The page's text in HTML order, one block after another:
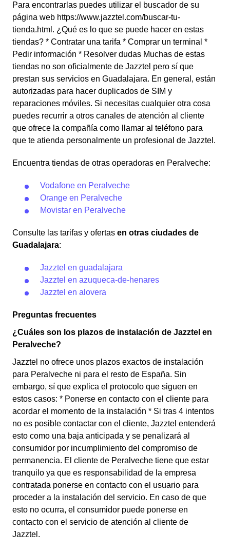
Para encontrarlas puedes utilizar el buscador de su
página web https://www.jazztel.com/buscar-tu-
tienda.html. ¿Qué es lo que se puede hacer en estas
tiendas? * Contratar una tarifa * Comprar un terminal *
Pedir información * Resolver dudas Muchas de estas
tiendas no son oficialmente de Jazztel pero sí que
prestan sus servicios en Guadalajara. En general, están
autorizadas para hacer duplicados de SIM y
reparaciones móviles. Si necesitas cualquier otra cosa
puedes recurrir a otros canales de atención al cliente
que ofrece la compañía como llamar al teléfono para
que te atienda personalmente un profesional de Jazztel.
Encuentra tiendas de otras operadoras en Peralveche:
Vodafone en Peralveche
Orange en Peralveche
Movistar en Peralveche
Consulte las tarifas y ofertas en otras ciudades de
Guadalajara:
Jazztel en guadalajara
Jazztel en azuqueca-de-henares
Jazztel en alovera
Preguntas frecuentes
¿Cuáles son los plazos de instalación de Jazztel en
Peralveche?
Jazztel no ofrece unos plazos exactos de instalación
para Peralveche ni para el resto de España. Sin
embargo, sí que explica el protocolo que siguen en
estos casos: * Ponerse en contacto con el cliente para
acordar el momento de la instalación * Si tras 4 intentos
no es posible contactar con el cliente, Jazztel entenderá
esto como una baja anticipada y se penalizará al
consumidor por incumplimiento del compromiso de
permanencia. El cliente de Peralveche tiene que estar
tranquilo ya que es responsabilidad de la empresa
contratada ponerse en contacto con el usuario para
proceder a la instalación del servicio. En caso de que
esto no ocurra, el consumidor puede ponerse en
contacto con el servicio de atención al cliente de
Jazztel.